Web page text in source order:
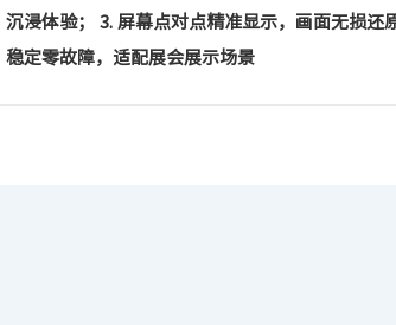
沉浸体验； 3. 屏幕点对点精准显示，画面无损还
稳定零故障，适配展会展示场景